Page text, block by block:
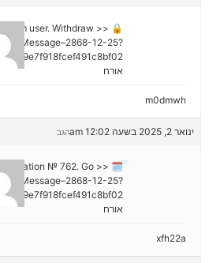
from user. Withdrаw >>
Message–2868-12-25?
🔒
אורח
m0dmwh
ינואר 2, 2025 בשעה 12:02 am הגב
notification № 762. Go >>
Message–2868-12-25?
🗓
אורח
xfh22a